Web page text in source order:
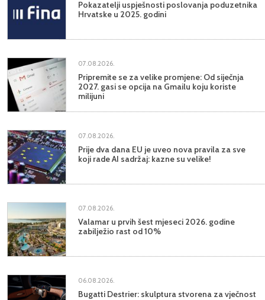
Pokazatelji uspješnosti poslovanja poduzetnika
Hrvatske u 2025. godini
07.08.2026.
Pripremite se za velike promjene: Od siječnja
2027. gasi se opcija na Gmailu koju koriste
milijuni
07.08.2026.
Prije dva dana EU je uveo nova pravila za sve
koji rade AI sadržaj: kazne su velike!
07.08.2026.
Valamar u prvih šest mjeseci 2026. godine
zabilježio rast od 10%
06.08.2026.
Bugatti Destrier: skulptura stvorena za vječnost